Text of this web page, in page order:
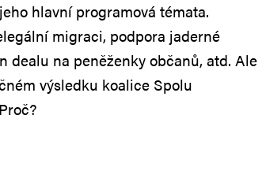
hlavní programová témata.
migraci, podpora jaderné
dealu na peněženky občanů, atd. Ale
výsledku koalice Spolu